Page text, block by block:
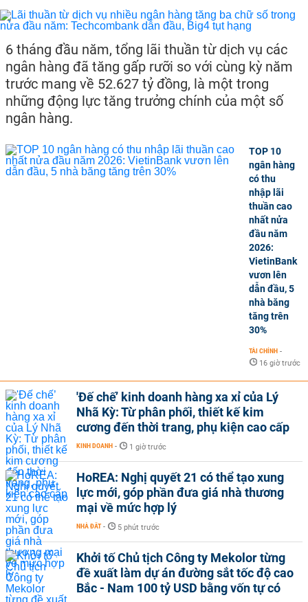
6 tháng đầu năm, tổng lãi thuần từ dịch vụ các
ngân hàng đã tăng gấp rưỡi so với cùng kỳ năm
trước mang về 52.627 tỷ đồng, là một trong
những động lực tăng trưởng chính của một số
ngân hàng.
TOP 10
ngân hàng
có thu
nhập lãi
thuần cao
nhất nửa
đầu năm
2026:
VietinBank
vươn lên
dẫn đầu, 5
nhà băng
tăng trên
30%
TÀI CHÍNH -
16 giờ trước
'Đế chế’ kinh doanh hàng xa xỉ của Lý
Nhã Kỳ: Từ phân phối, thiết kế kim
cương đến thời trang, phụ kiện cao cấp
KINH DOANH - 1 giờ trước
HoREA: Nghị quyết 21 có thể tạo xung
lực mới, góp phần đưa giá nhà thương
mại về mức hợp lý
NHÀ ĐẤT - 5 phút trước
Khởi tố Chủ tịch Công ty Mekolor từng
đề xuất làm dự án đường sắt tốc độ cao
Bắc - Nam 100 tỷ USD bằng vốn tự có